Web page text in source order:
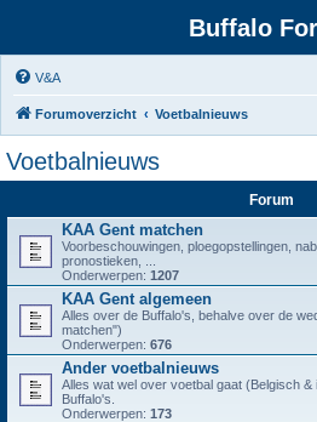
Buffalo
V&A
Forumoverzicht Voetbalnieuws
Voetbalnieuws
Forum
KAA Gent matchen
Voorbeschouwingen, ploegopstellingen,
pronostieken, ...
Onderwerpen: 1207
KAA Gent algemeen
Alles over de Buffalo's, behalve over de
matchen")
Onderwerpen: 676
Ander voetbalnieuws
Alles wat wel over voetbal gaat (Belgisch
Buffalo's.
Onderwerpen: 173